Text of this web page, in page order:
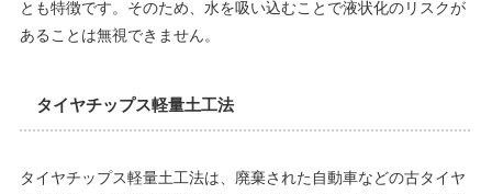
とも特徴です。そのため、水を吸い込むことで液状化のリスクが
あることは無視できません。
タイヤチップス軽量土工法
タイヤチップス軽量土工法は、廃棄された自動車などの古タイヤ